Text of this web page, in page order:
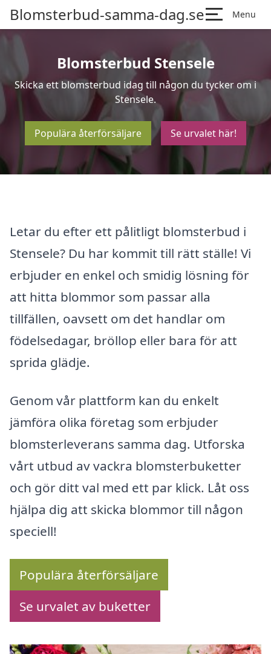
Blomsterbud-samma-dag.se Menu
Blomsterbud Stensele
Skicka ett blomsterbud idag till någon du tycker om i
Stensele.
Populära återförsäljare Se urvalet här!
Letar du efter ett pålitligt blomsterbud i
Stensele? Du har kommit till rätt ställe! Vi
erbjuder en enkel och smidig lösning för
att hitta blommor som passar alla
tillfällen, oavsett om det handlar om
födelsedagar, bröllop eller bara för att
sprida glädje.
Genom vår plattform kan du enkelt
jämföra olika företag som erbjuder
blomsterleverans samma dag. Utforska
vårt utbud av vackra blomsterbuketter
och gör ditt val med ett par klick. Låt oss
hjälpa dig att skicka blommor till någon
speciell!
Populära återförsäljare
Se urvalet av buketter